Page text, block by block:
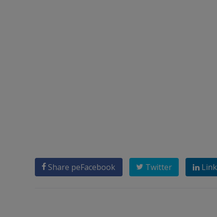
Share peFacebook Twitter